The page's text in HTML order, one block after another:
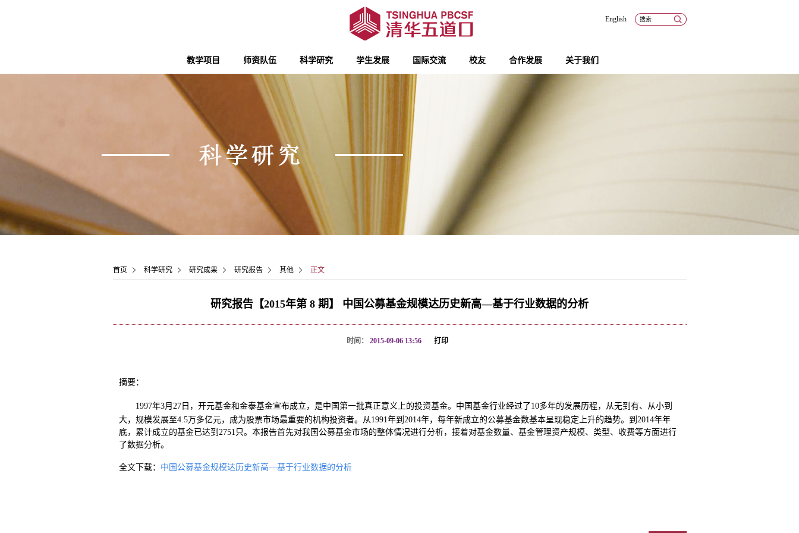
教学项目 师资队伍 科学研究 学生发展 国际交流 校友 合作发展 关于我们
English
首页 科学研究 研究成果 研究报告 其他 正文
研究报告【2015年第 8 期】 中国公募基金规模达历史新高—基于行业数据的分析
时间： 2015-09-06 13:56 打印
摘要：
1997年3月27日，开元基金和金泰基金宣布成立，是中国第一批真正意义上的投资基金。中国基金行业经过了10多年的发展历程，从无到有、从小到
大，规模发展至4.5万多亿元，成为股票市场最重要的机构投资者。从1991年到2014年，每年新成立的公募基金数基本呈现稳定上升的趋势。到2014年年
底，累计成立的基金已达到2751只。本报告首先对我国公募基金市场的整体情况进行分析，接着对基金数量、基金管理资产规模、类型、收费等方面进行
了数据分析。
全文下载： 中国公募基金规模达历史新高—基于行业数据的分析